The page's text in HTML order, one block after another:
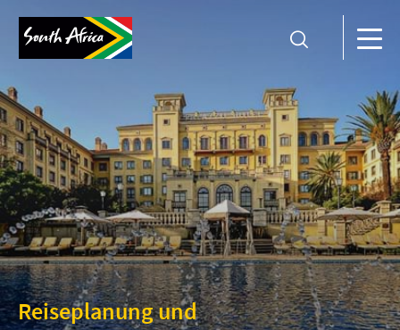
Reiseplanung und